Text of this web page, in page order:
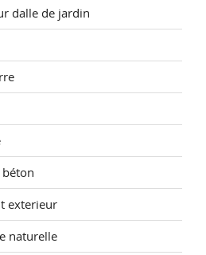
dalle de jardin
exterieur
naturelle